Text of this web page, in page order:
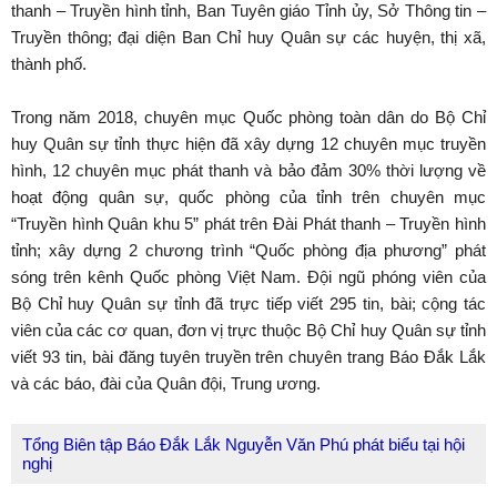
thanh – Truyền hình tỉnh, Ban Tuyên giáo Tỉnh ủy, Sở Thông tin –
Truyền thông; đại diện Ban Chỉ huy Quân sự các huyện, thị xã,
thành phố.
Trong năm 2018, chuyên mục Quốc phòng toàn dân do Bộ Chỉ
huy Quân sự tỉnh thực hiện đã xây dựng 12 chuyên mục truyền
hình, 12 chuyên mục phát thanh và bảo đảm 30% thời lượng về
hoạt động quân sự, quốc phòng của tỉnh trên chuyên mục
“Truyền hình Quân khu 5” phát trên Đài Phát thanh – Truyền hình
tỉnh; xây dựng 2 chương trình “Quốc phòng địa phương” phát
sóng trên kênh Quốc phòng Việt Nam. Đội ngũ phóng viên của
Bộ Chỉ huy Quân sự tỉnh đã trực tiếp viết 295 tin, bài; cộng tác
viên của các cơ quan, đơn vị trực thuộc Bộ Chỉ huy Quân sự tỉnh
viết 93 tin, bài đăng tuyên truyền trên chuyên trang Báo Đắk Lắk
và các báo, đài của Quân đội, Trung ương.
Tổng Biên tập Báo Đắk Lắk Nguyễn Văn Phú phát biểu tại hội
nghị